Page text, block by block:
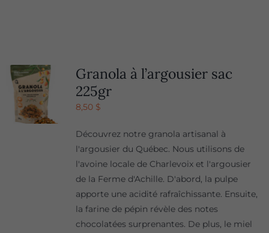
Granola à l’argousier sac
225gr
8,50 $
Découvrez notre granola artisanal à
l'argousier du Québec. Nous utilisons de
l'avoine locale de Charlevoix et l'argousier
de la Ferme d'Achille. D'abord, la pulpe
apporte une acidité rafraîchissante. Ensuite,
la farine de pépin révèle des notes
chocolatées surprenantes. De plus, le miel